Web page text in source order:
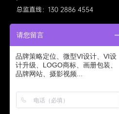
总监直线：130 2886 4554
标派视觉公众号
请您留言
品牌策略定位、微型VI设计、VI设
计升级、LOGO商标、画册包装、
品牌网站、摄影视频...